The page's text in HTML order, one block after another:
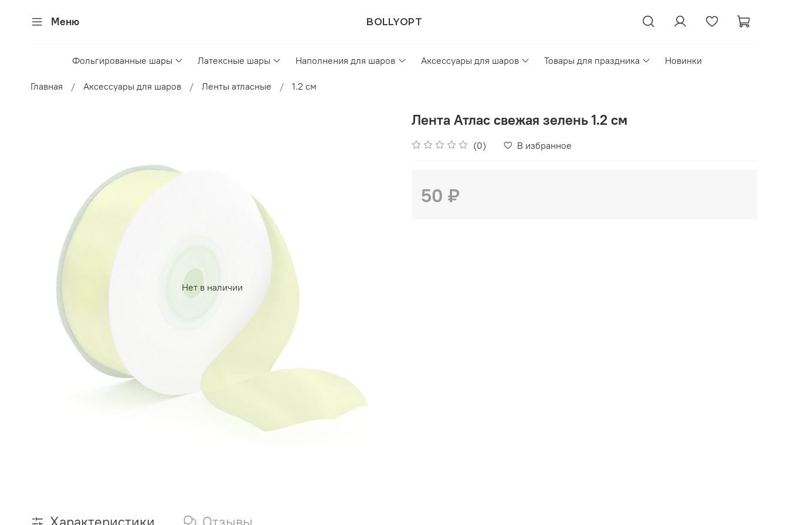
Меню BOLLYOPT
Фольгированные шары Латексные шары Наполнения для шаров Аксессуары для шаров Товары для праздника Новинки
Главная Аксессуары для шаров Ленты атласные 1.2 см
Нет в наличии
Лента Атлас свежая зелень 1.2 см
(0) В избранное
50 ₽
Характеристики Отзывы